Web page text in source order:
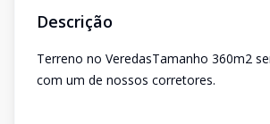
Descrição
Terreno no VeredasTamanho 360m2
com um de nossos corretores.